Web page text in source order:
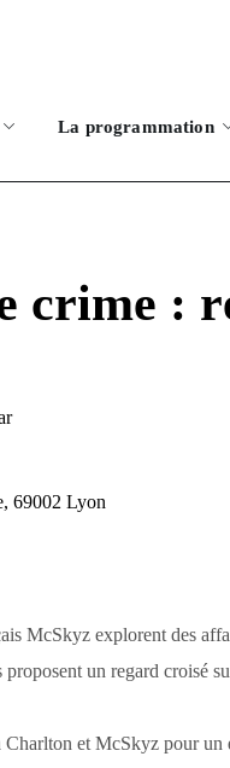
La programmation
crime :
69002 Lyon
McSkyz explorent des
un regard croisé
et McSkyz pour un